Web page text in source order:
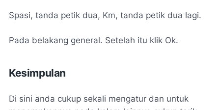
Spasi, tanda petik dua, Km, tanda petik dua lagi.
Pada belakang general. Setelah itu klik Ok.
Kesimpulan
Di sini anda cukup sekali mengatur dan untuk